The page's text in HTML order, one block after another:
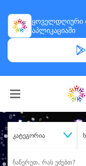
ყოველდღიური
აპლიკაციაში
კატეგორია